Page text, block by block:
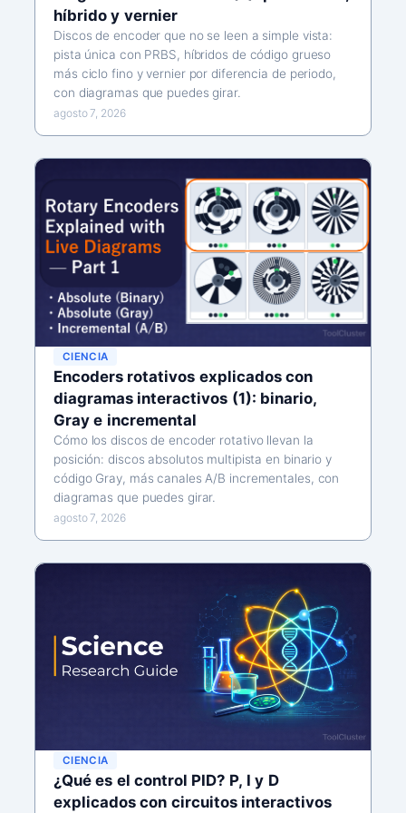
híbrido y vernier
Discos de encoder que no se leen a simple vista:
pista única con PRBS, híbridos de código grueso
más ciclo fino y vernier por diferencia de periodo,
con diagramas que puedes girar.
agosto 7, 2026
CIENCIA
Encoders rotativos explicados con
diagramas interactivos (1): binario,
Gray e incremental
Cómo los discos de encoder rotativo llevan la
posición: discos absolutos multipista en binario y
código Gray, más canales A/B incrementales, con
diagramas que puedes girar.
agosto 7, 2026
CIENCIA
¿Qué es el control PID? P, I y D
explicados con circuitos interactivos